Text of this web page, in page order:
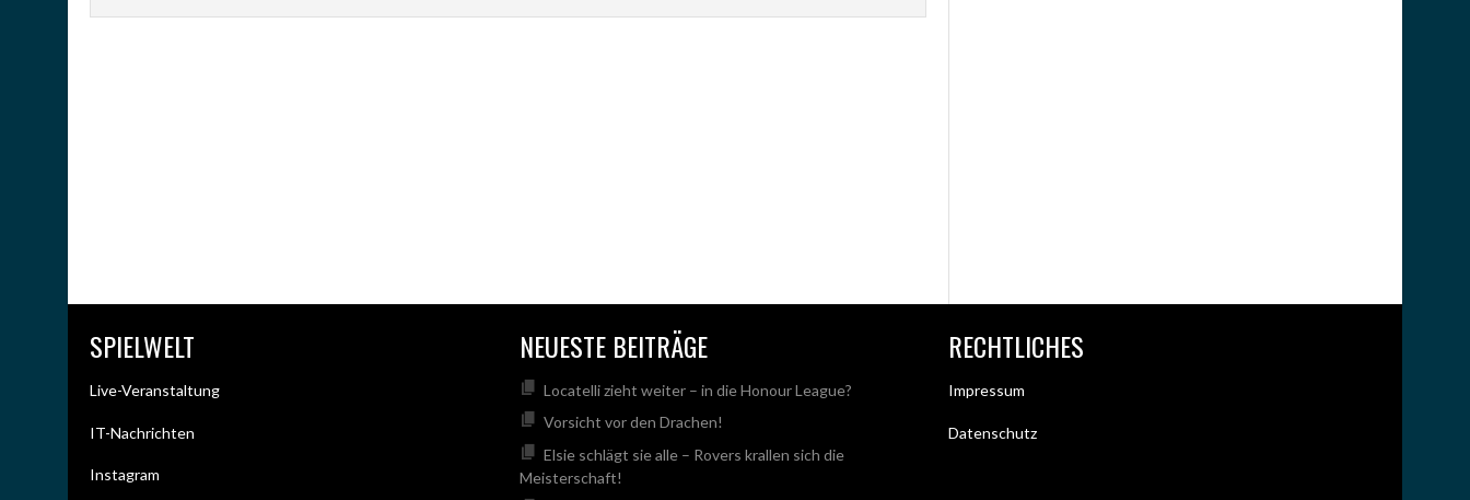
SPIELWELT
Live-Veranstaltung
IT-Nachrichten
Instagram
NEUESTE BEITRÄGE
Locatelli zieht weiter – in die Honour League?
Vorsicht vor den Drachen!
Elsie schlägt sie alle – Rovers krallen sich die
Meisterschaft!
RECHTLICHES
Impressum
Datenschutz